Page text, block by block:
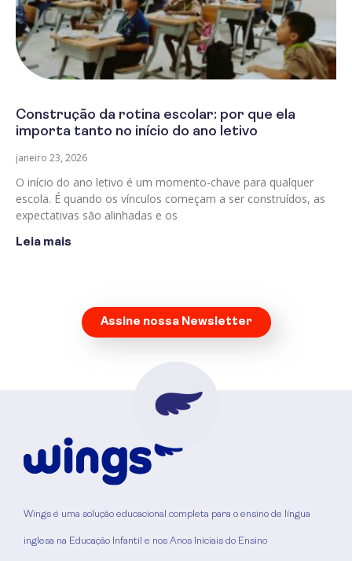
Construção da rotina escolar: por que ela
importa tanto no início do ano letivo
janeiro 23, 2026
O início do ano letivo é um momento-chave para qualquer
escola. É quando os vínculos começam a ser construídos, as
expectativas são alinhadas e os
Leia mais
Assine nossa Newsletter
Wings é uma solução educacional completa para o ensino de língua
inglesa na Educação Infantil e nos Anos Iniciais do Ensino